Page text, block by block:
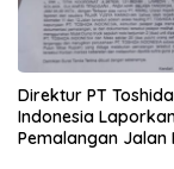
Direktur PT Toshida
Indonesia
Pemalangan Jalan